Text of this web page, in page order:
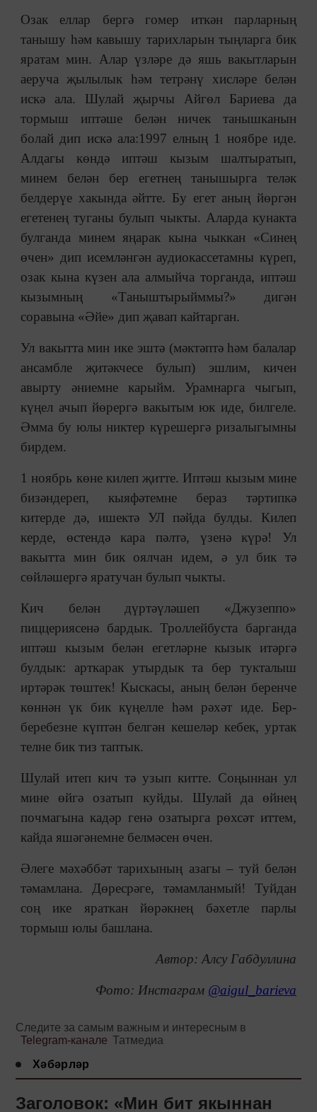
Озак еллар бергә гомер иткән парларның
танышу һәм кавышу тарихларын тыңларга бик
яратам мин. Алар үзләре дә яшь вакытларын
аеруча җылылык һәм тетрәнү хисләре белән
искә ала. Шулай җырчы Айгөл Бариева да
тормыш иптәше белән ничек танышканын
болай дип искә ала:1997 елның 1 ноябре иде.
Алдагы көндә иптәш кызым шалтыратып,
минем белән бер егетнең танышырга теләк
белдерүе хакында әйтте. Бу егет аның йөргән
егетенең туганы булып чыкты. Аларда кунакта
булганда минем яңарак кына чыккан «Синең
өчен» дип исемләнгән аудиокассетамны күреп,
озак кына күзен ала алмыйча торганда, иптәш
кызымның «Таныштырыйммы?» дигән
соравына «Әйе» дип җавап кайтарган.
Ул вакытта мин ике эштә (мәктәптә һәм балалар
ансамбле җитәкчесе булып) эшлим, кичен
авырту әниемне карыйм. Урамнарга чыгып,
күңел ачып йөрергә вакытым юк иде, билгеле.
Әмма бу юлы никтер күрешергә ризалыгымны
бирдем.
1 ноябрь көне килеп җитте. Иптәш кызым мине
бизәндереп, кыяфәтемне бераз тәртипкә
китерде дә, ишектә УЛ пәйда булды. Килеп
керде, өстендә кара пәлтә, үзенә күрә! Ул
вакытта мин бик оялчан идем, ә ул бик тә
сөйләшергә яратучан булып чыкты.
Кич белән дүртәүләшеп «Джузеппо»
пиццериясенә бардык. Троллейбуста барганда
иптәш кызым белән егетләрне кызык итәргә
булдык: арткарак утырдык та бер тукталыш
иртәрәк төштек! Кыскасы, аның белән беренче
көннән үк бик күңелле һәм рәхәт иде. Бер-
беребезне күптән белгән кешеләр кебек, уртак
телне бик тиз таптык.
Шулай итеп кич тә узып китте. Соңыннан ул
мине өйгә озатып куйды. Шулай да өйнең
почмагына кадәр генә озатырга рөхсәт иттем,
кайда яшәгәнемне белмәсен өчен.
Әлеге мәхәббәт тарихының азагы – туй белән
тәмамлана. Дөресрәге, тәмамланмый! Туйдан
соң ике яраткан йөрәкнең бәхетле парлы
тормыш юлы башлана.
Автор: Алсу Габдуллина
Фото: Инстаграм @aigul_barieva
Следите за самым важным и интересным в
Telegram-канале Татмедиа
Хәбәрләр
Заголовок: «Мин бит якыннан